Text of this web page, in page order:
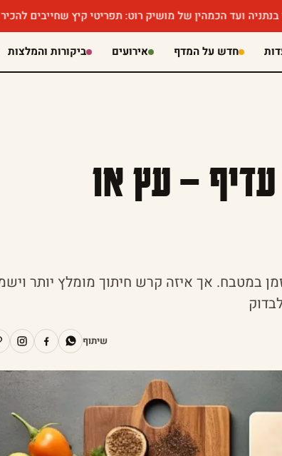
של מושיק רוט: תפריטי קיץ שחייבים להכיר פיצה
חדש על המדף אירועים ביקורות והמלצות
עדיף – עץ או
במטבח. אך איזה קרש חיתוך מומלץ יותר
שיתוף